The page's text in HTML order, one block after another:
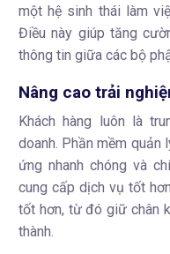
một hệ sinh thái làm
Điều này giúp tăng
thông tin giữa các bộ
Nâng cao trải
Khách hàng luôn là
doanh. Phần mềm quản
ứng nhanh chóng và
cung cấp dịch vụ tốt
tốt hơn, từ đó giữ chân
thành.